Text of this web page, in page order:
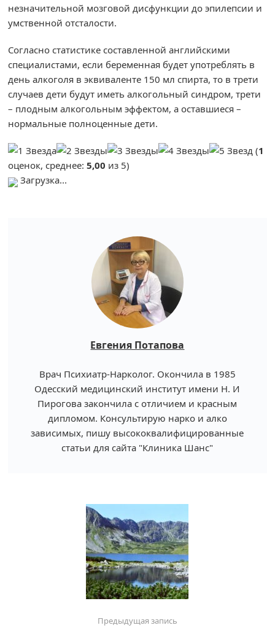
незначительной мозговой дисфункции до эпилепсии и
умственной отсталости.
Согласно статистике составленной английскими
специалистами, если беременная будет употреблять в
день алкоголя в эквиваленте 150 мл спирта, то в трети
случаев дети будут иметь алкогольный синдром, трети
– плодным алкогольным эффектом, а оставшиеся –
нормальные полноценные дети.
(1
оценок, среднее:5,00 из 5)
Загрузка...
Евгения Потапова
Врач Психиатр-Нарколог. Окончила в 1985
Одесский медицинский институт имени Н. И
Пирогова закончила с отличием и красным
дипломом. Консультирую нарко и алко
зависимых, пишу высококвалифицированные
статьи для сайта "Клиника Шанс"
Предыдущая запись